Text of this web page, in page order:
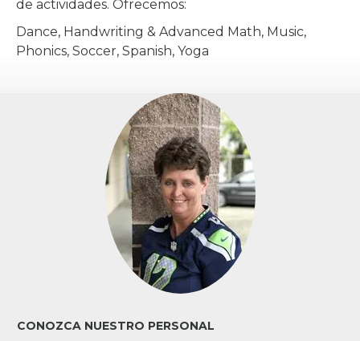
de actividades. Ofrecemos:
Dance, Handwriting & Advanced Math, Music,
Phonics, Soccer, Spanish, Yoga
CONOZCA NUESTRO PERSONAL